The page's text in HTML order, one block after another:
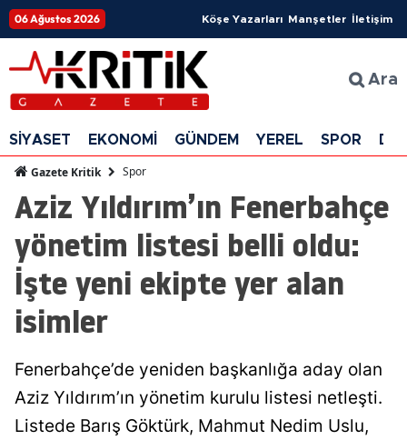
06 Ağustos 2026 Köşe Yazarları Manşetler İletişim
Ara
SİYASET EKONOMİ GÜNDEM YEREL SPOR
Gazete Kritik Spor
Aziz Yıldırım’ın Fenerbahçe
yönetim listesi belli oldu:
İşte yeni ekipte yer alan
isimler
Fenerbahçe’de yeniden başkanlığa aday olan
Aziz Yıldırım’ın yönetim kurulu listesi netleşti.
Listede Barış Göktürk, Mahmut Nedim Uslu,